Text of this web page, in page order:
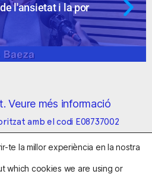
l'ansietat i la por
amb el codi E08737002
Privacitat Política de Cookies
de Contractació
te la millor experiència en la nostra
which cookies we are using or